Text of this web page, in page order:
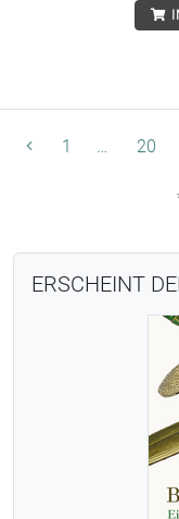
1 … 20
ERSCHEINT